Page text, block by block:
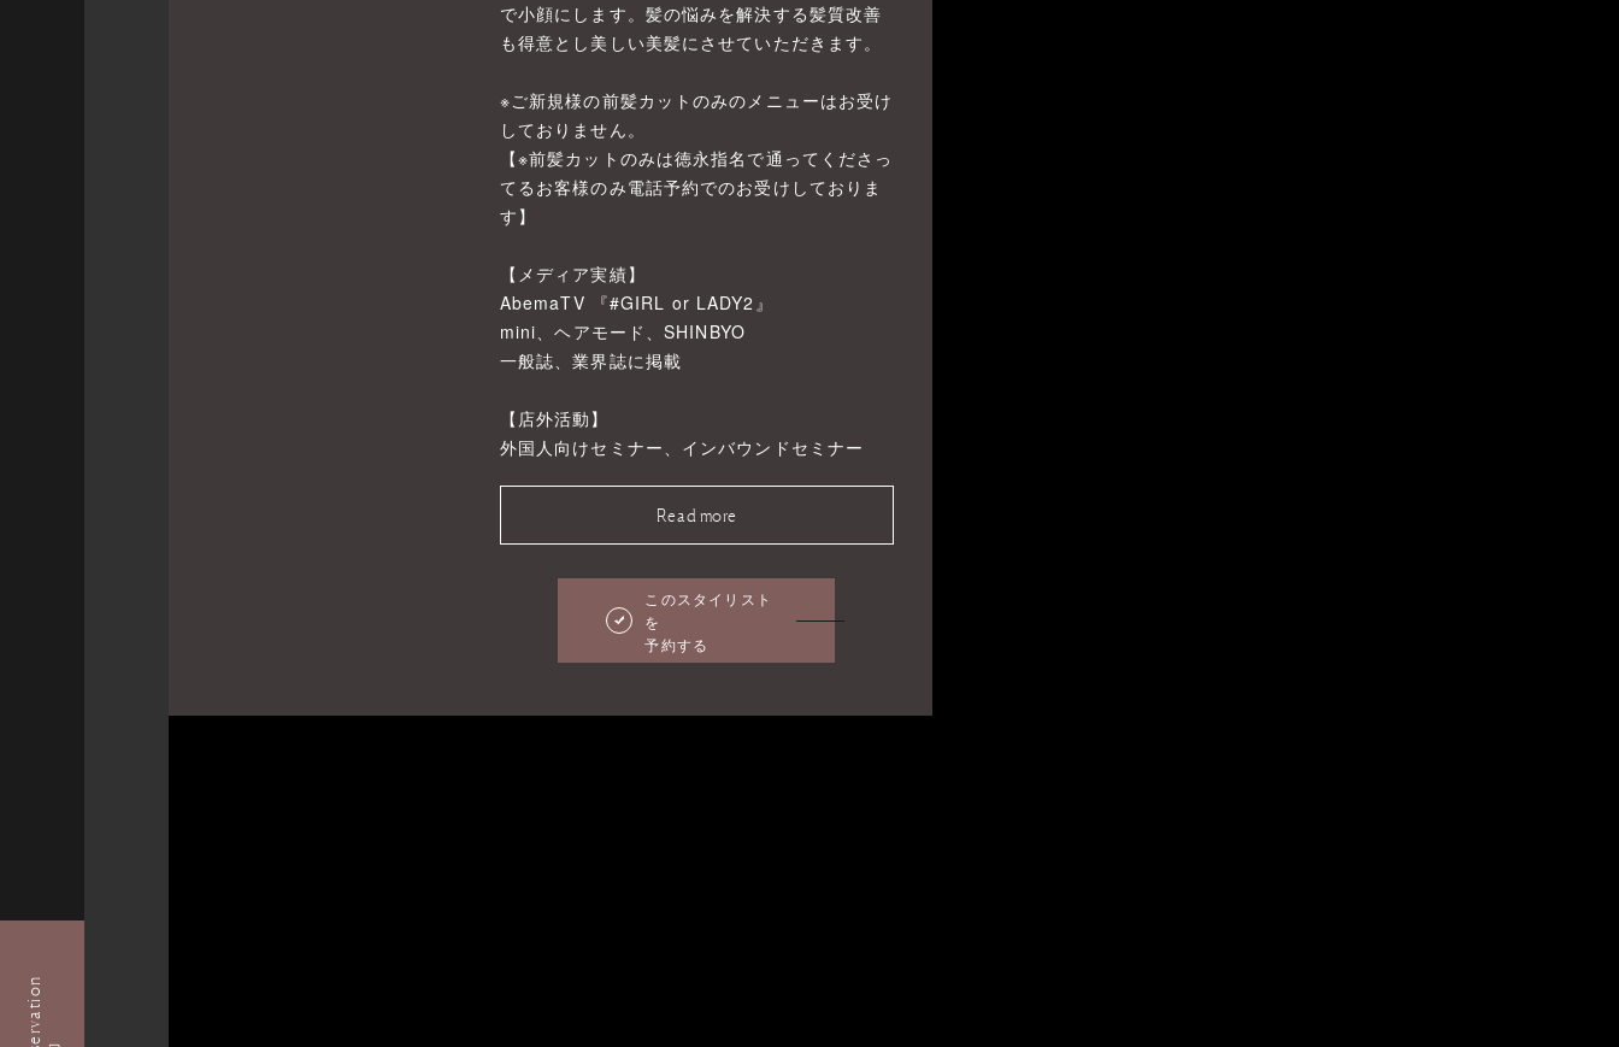
Reservation
で小顔にします。髪の悩みを解決する髪質改善
も得意とし美しい美髪にさせていただきます。
※ご新規様の前髪カットのみのメニューはお受け
しておりません。
【※前髪カットのみは徳永指名で通ってくださっ
てるお客様のみ電話予約でのお受けしておりま
す】
【メディア実績】
AbemaTV 『#GIRL or LADY2』
mini、ヘアモード、SHINBYO
一般誌、業界誌に掲載
【店外活動】
外国人向けセミナー、インバウンドセミナー
Read more
このスタイリスト
を
予約する